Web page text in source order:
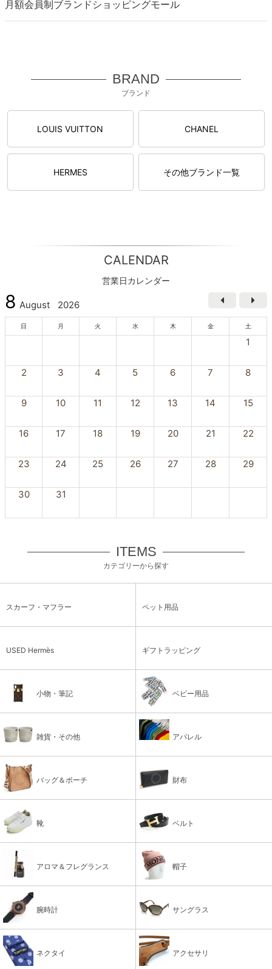
月額会員制ブランドショッピングモール
BRAND
ブランド
LOUIS VUITTON CHANEL
HERMES その他ブランド一覧
CALENDAR
営業日カレンダー
8 August 2026
日 月 火 水 木 金 土
1
2 3 4 5 6 7 8
9 10 11 12 13 14 15
16 17 18 19 20 21 22
23 24 25 26 27 28 29
30 31
ITEMS
カテゴリーから探す
スカーフ・マフラー ペット用品
USED Hermès ギフトラッピング
小物・筆記 ベビー用品
雑貨・その他 アパレル
バッグ＆ポーチ 財布
靴 ベルト
アロマ＆フレグランス 帽子
腕時計 サングラス
ネクタイ アクセサリ